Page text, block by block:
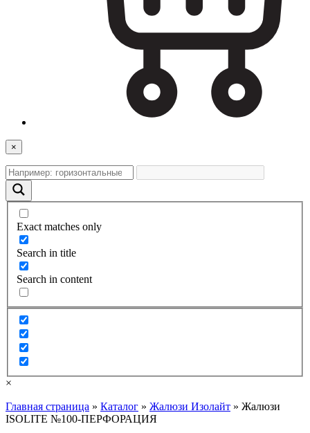
×
Exact matches only
Search in title
Search in content
×
Главная страница » Каталог » Жалюзи Изолайт » Жалюзи
ISOLITE №100-ПЕРФОРАЦИЯ